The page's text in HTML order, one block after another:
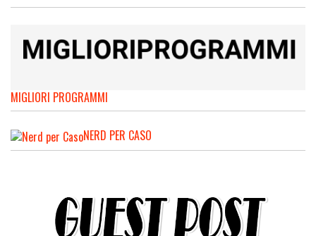
MIGLIORI PROGRAMMI
NERD PER CASO